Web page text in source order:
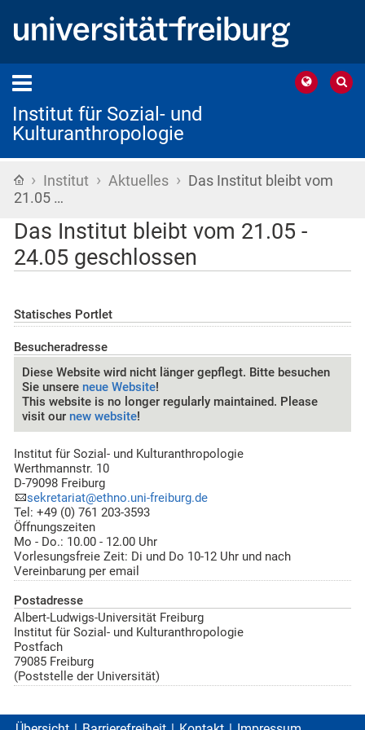
Institut für Sozial- und
Kulturanthropologie
Startseite
› Institut › Aktuelles › Das Institut bleibt vom
21.05 …
Das Institut bleibt vom 21.05 -
24.05 geschlossen
Statisches Portlet
Besucheradresse
Diese Website wird nicht länger gepflegt. Bitte besuchen
Sie unsere neue Website!
This website is no longer regularly maintained. Please
visit our new website!
Institut für Sozial- und Kulturanthropologie
Werthmannstr. 10
D-79098 Freiburg
sekretariat@ethno.uni-freiburg.de
Tel: +49 (0) 761 203-3593
Öffnungszeiten
Mo - Do.: 10.00 - 12.00 Uhr
Vorlesungsfreie Zeit: Di und Do 10-12 Uhr und nach
Vereinbarung per email
Postadresse
Albert-Ludwigs-Universität Freiburg
Institut für Sozial- und Kulturanthropologie
Postfach
79085 Freiburg
(Poststelle der Universität)